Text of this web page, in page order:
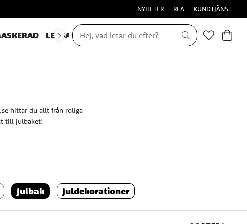
NYHETER REA KUNDTJÄNST
LEKSAKER & PRESENTER
hittar du allt från roliga
till julbaket!
inkluderar bakverk och julgodis
Julbak Juldekorationer